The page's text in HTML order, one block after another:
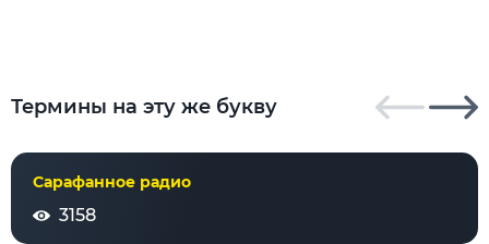
Термины на эту же букву
Сарафанное радио
3158